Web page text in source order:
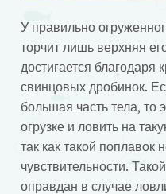
У правильно
торчит лишь верхняя
достигается благодаря
свинцовых дробинок.
большая часть тела, то
огрузке и ловить на
так как такой поплавок
чувствительности.
оправдан в случае